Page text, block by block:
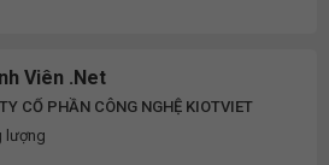
Viên .Net
CỔ PHẦN CÔNG NGHỆ KIOTVIET
lượng